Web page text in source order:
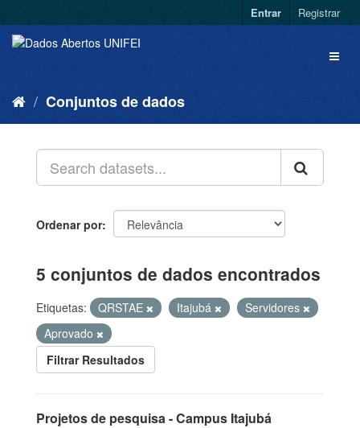
Entrar Registrar
Conjuntos de dados
Ordenar por
5 conjuntos de dados encontrados
Etiquetas: QRSTAE Itajubá
Servidores
Aprovado
Filtrar Resultados
Projetos de pesquisa - Campus Itajubá